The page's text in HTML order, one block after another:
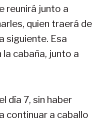
reunirá junto a
quien traerá de
siguiente. Esa
la cabaña, junto a
día 7, sin haber
continuar a caballo